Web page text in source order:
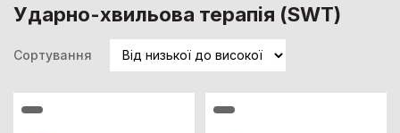
Ударно-хвильова терапія (SWT)
Сортування